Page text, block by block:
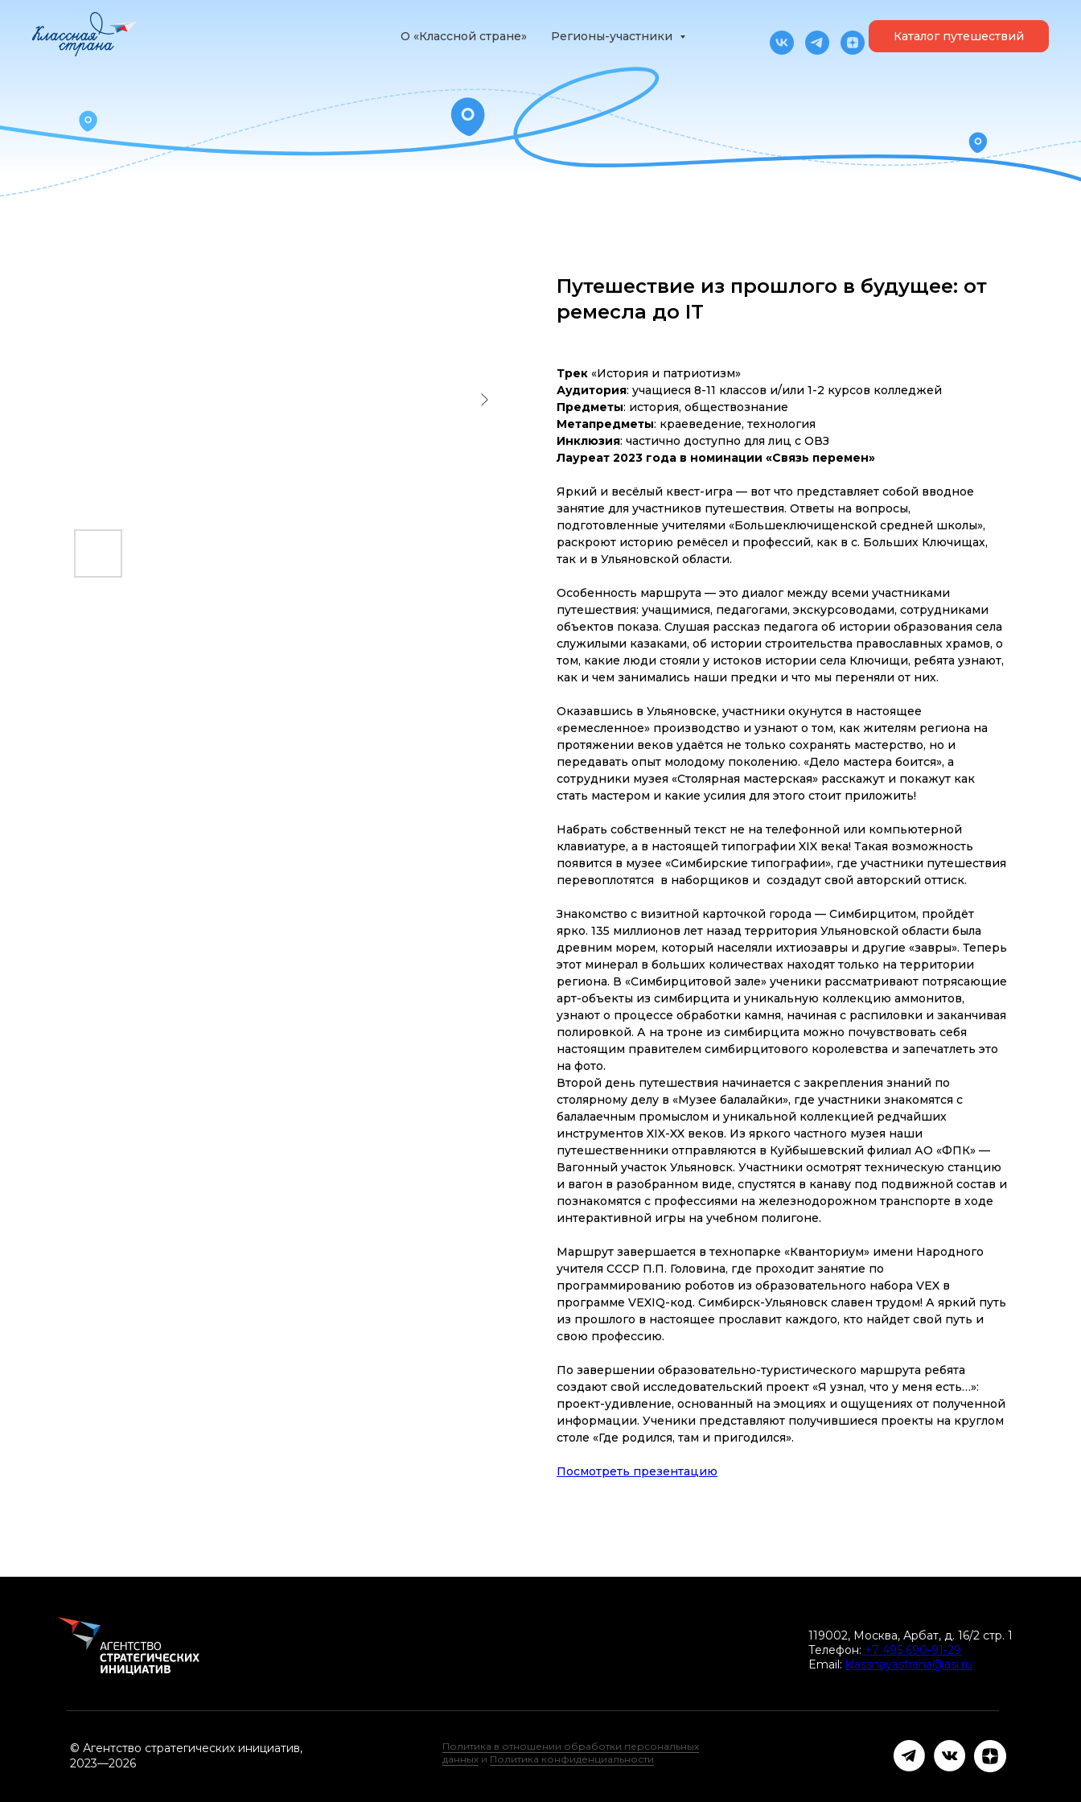
О «Классной стране» Регионы-участники Каталог путешествий
Путешествие из прошлого в будущее: от
ремесла до IT
Трек «История и патриотизм»
Аудитория: учащиеся 8-11 классов и/или 1-2 курсов колледжей
Предметы: история, обществознание
Метапредметы: краеведение, технология
Инклюзия: частично доступно для лиц с ОВЗ
Лауреат 2023 года в номинации «Связь перемен»
Яркий и весёлый квест-игра — вот что представляет собой вводное
занятие для участников путешествия. Ответы на вопросы,
подготовленные учителями «Большеключищенской средней школы»,
раскроют историю ремёсел и профессий, как в с. Больших Ключищах,
так и в Ульяновской области.
Особенность маршрута — это диалог между всеми участниками
путешествия: учащимися, педагогами, экскурсоводами, сотрудниками
объектов показа. Слушая рассказ педагога об истории образования села
служилыми казаками, об истории строительства православных храмов, о
том, какие люди стояли у истоков истории села Ключищи, ребята узнают,
как и чем занимались наши предки и что мы переняли от них.
Оказавшись в Ульяновске, участники окунутся в настоящее
«ремесленное» производство и узнают о том, как жителям региона на
протяжении веков удаётся не только сохранять мастерство, но и
передавать опыт молодому поколению. «Дело мастера боится», а
сотрудники музея «Столярная мастерская» расскажут и покажут как
стать мастером и какие усилия для этого стоит приложить!
Набрать собственный текст не на телефонной или компьютерной
клавиатуре, а в настоящей типографии XIX века! Такая возможность
появится в музее «Симбирские типографии», где участники путешествия
перевоплотятся в наборщиков и создадут свой авторский оттиск.
Знакомство с визитной карточкой города — Симбирцитом, пройдёт
ярко. 135 миллионов лет назад территория Ульяновской области была
древним морем, который населяли ихтиозавры и другие «завры». Теперь
этот минерал в больших количествах находят только на территории
региона. В «Симбирцитовой зале» ученики рассматривают потрясающие
арт-объекты из симбирцита и уникальную коллекцию аммонитов,
узнают о процессе обработки камня, начиная с распиловки и заканчивая
полировкой. А на троне из симбирцита можно почувствовать себя
настоящим правителем симбирцитового королевства и запечатлеть это
на фото.
Второй день путешествия начинается с закрепления знаний по
столярному делу в «Музее балалайки», где участники знакомятся с
балалаечным промыслом и уникальной коллекцией редчайших
инструментов XIX-XX веков. Из яркого частного музея наши
путешественники отправляются в Куйбышевский филиал АО «ФПК» —
Вагонный участок Ульяновск. Участники осмотрят техническую станцию
и вагон в разобранном виде, спустятся в канаву под подвижной состав и
познакомятся с профессиями на железнодорожном транспорте в ходе
интерактивной игры на учебном полигоне.
Маршрут завершается в технопарке «Кванториум» имени Народного
учителя СССР П.П. Головина, где проходит занятие по
программированию роботов из образовательного набора VEX в
программе VEXIQ-код. Симбирск-Ульяновск славен трудом! А яркий путь
из прошлого в настоящее прославит каждого, кто найдет свой путь и
свою профессию.
По завершении образовательно-туристического маршрута ребята
создают свой исследовательский проект «Я узнал, что у меня есть…»:
проект-удивление, основанный на эмоциях и ощущениях от полученной
информации. Ученики представляют получившиеся проекты на круглом
столе «Где родился, там и пригодился».
Посмотреть презентацию
Политика в отношении обработки персональных
данных и Политика конфиденциальности
© Агентство стратегических инициатив,
2023—2026
119002, Москва, Арбат, д. 16/2 стр. 1
Телефон: +7 495 690-91-29
Email: klassnayastrana@asi.ru